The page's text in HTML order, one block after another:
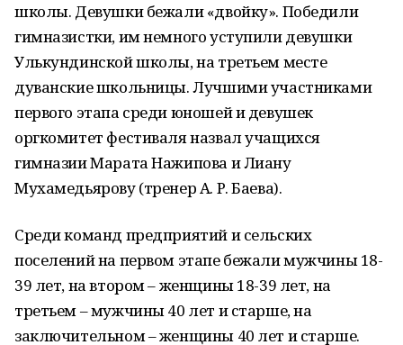
школы. Девушки бежали «двойку». Победили
гимназистки, им немного уступили девушки
Улькундинской школы, на третьем месте
дуванские школьницы. Лучшими участниками
первого этапа среди юношей и девушек
оргкомитет фестиваля назвал учащихся
гимназии Марата Нажипова и Лиану
Мухамедьярову (тренер А. Р. Баева).
Среди команд предприятий и сельских
поселений на первом этапе бежали мужчины 18-
39 лет, на втором – женщины 18-39 лет, на
третьем – мужчины 40 лет и старше, на
заключительном – женщины 40 лет и старше.